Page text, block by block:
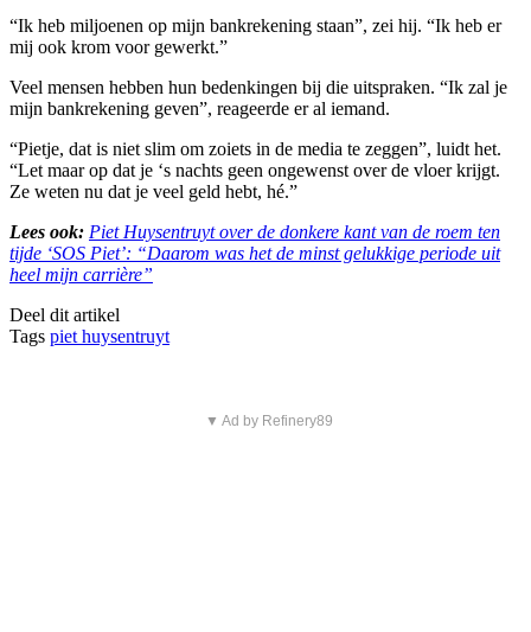
“Ik heb miljoenen op mijn bankrekening staan”, zei hij. “Ik heb er
mij ook krom voor gewerkt.”
Veel mensen hebben hun bedenkingen bij die uitspraken. “Ik zal je
mijn bankrekening geven”, reageerde er al iemand.
“Pietje, dat is niet slim om zoiets in de media te zeggen”, luidt het.
“Let maar op dat je ‘s nachts geen ongewenst over de vloer krijgt.
Ze weten nu dat je veel geld hebt, hé.”
Lees ook: Piet Huysentruyt over de donkere kant van de roem ten
tijde ‘SOS Piet’: “Daarom was het de minst gelukkige periode uit
heel mijn carrière”
Deel dit artikel
Tags piet huysentruyt
▼ Ad by Refinery89